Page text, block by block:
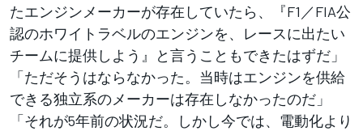
たエンジンメーカーが存在していたら、『F1／FIA公
認のホワイトラベルのエンジンを、レースに出たい
チームに提供しよう』と言うこともできたはずだ」
「ただそうはならなかった。当時はエンジンを供給
できる独立系のメーカーは存在しなかったのだ」
「それが5年前の状況だ。しかし今では、電動化より